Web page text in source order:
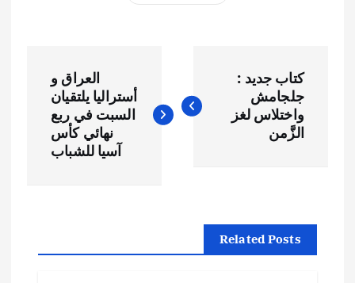
ص
كتاب جديد :
جلجامش
واختلاس لغز
الزَّمن
العراق و
أستراليا يلتقيان
السبت في ربع
نهائي كأس
آسيا للشباب
Related Posts